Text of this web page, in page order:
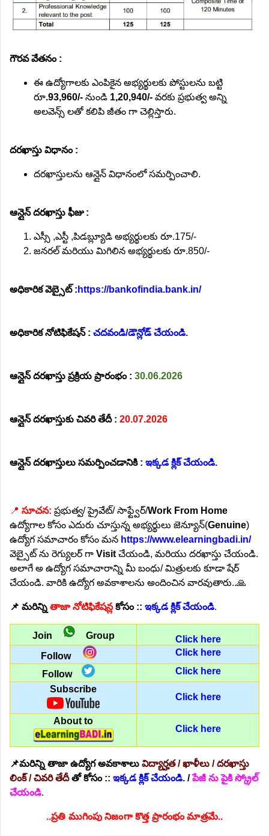
గౌరవ వేతనం :
ఈ ఉద్యోగాలకు ఎంపికైన అభ్యర్థులకు పోస్టులను బట్టి
రూ.93,960/- నుండి 1,20,940/- వరకు ప్రభుత్వ అన్ని
అలవెన్స్ లతో కలిపి జీతం గా చెల్లిస్తారు.
దరఖాస్తు విధానం :
దరఖాస్తులను ఆన్లైన్ విధానంలో సమర్పించాలి.
ఆన్లైన్ దరఖాస్తు ఫీజు :
ఎస్సీ ,ఎస్టీ ,పిడబ్ల్యూడి అభ్యర్థులకు రూ.175/-
జనరల్ మరియు మిగిలిన అభ్యర్థులకు రూ.850/-
అధికారిక వెబ్సైట్ : https://bankofindia.bank.in/
అధికారిక నోటిఫికేషన్ : చదవండి/డౌన్లోడ్ చేయండి.
ఆన్లైన్ దరఖాస్తు ప్రక్రియ ప్రారంభం : 30.06.2026
ఆన్లైన్ దరఖాస్తుకు చివరి తేదీ : 20.07.2026
ఆన్లైన్ దరఖాస్తులు సమర్పించడానికి : ఇక్కడ క్లిక్ చేయండి.
📍 సూచన: ప్రభుత్వ/ ప్రైవేట్/ సాఫ్ట్వేర్/Work From Home
ఉద్యోగాల కోసం ఎదురు చూస్తున్న అభ్యర్థులు జెన్యూన్(Genuine)
ఉద్యోగ సమాచారం కోసం మన https://www.elearningbadi.in/
వెబ్సైట్ ను రెగ్యులర్ గా Visitచేయండి, మరియు దరఖాస్తు చేయండి.
అలాగే అ ఉద్యోగ సమాచారాన్ని మీ బంధు/ మిత్రులకు కూడా షేర్
చేయండి. వారికి ఉద్యోగ అవకాశాలను అందించిన వారవుతారు..🙏
📌 మరిన్ని తాజా నోటిఫికేషన్లకోసం :: ఇక్కడ క్లిక్ చేయండి.
Join Group
Click here
Follow
Click here
Follow
Click here
Subscribe
Click here
About to
Click here
📌మరిన్ని తాజా ఉద్యోగ అవకాశాలు విద్యార్హత / ఖాళీలు / దరఖాస్తు
లింక్ / చివరి తేదీతోకోసం :: ఇక్కడ క్లిక్ చేయండి. /పేజీ ను పైకి స్క్రోల్
చేయండి.
..ప్రతి ముగింపు నిజంగా కొత్త ప్రారంభం మాత్రమే..